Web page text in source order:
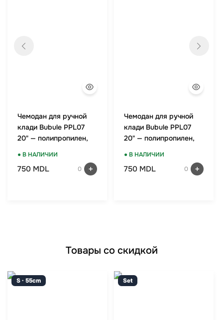
Чемодан для ручной
клади Bubule PPL07
20" — полипропилен,
● В НАЛИЧИИ
750 MDL 0
Чемодан для ручной
клади Bubule PPL07
20" — полипропилен,
● В НАЛИЧИИ
750 MDL 0
Товары со скидкой
S · 55cm Set